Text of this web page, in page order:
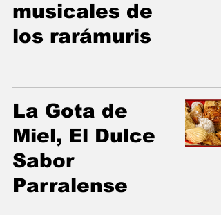
musicales de
los rarámuris
La Gota de
Miel, El Dulce
Sabor
Parralense